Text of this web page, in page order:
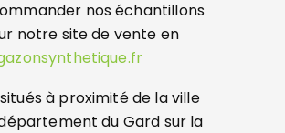
nos échantillons
notre site de vente en
à proximité de la ville
du Gard sur la